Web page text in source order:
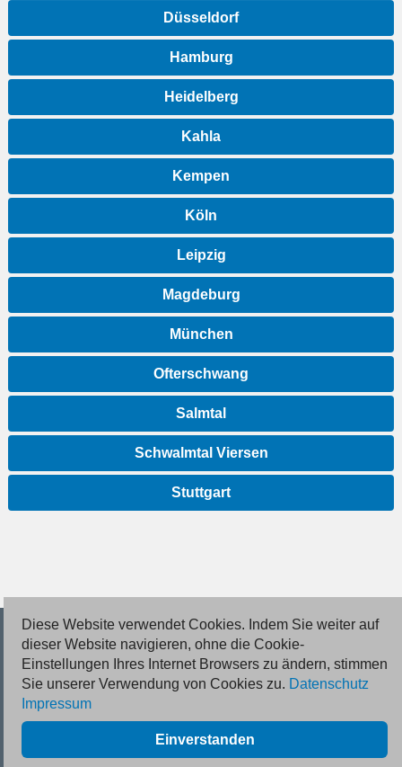
Düsseldorf
Hamburg
Heidelberg
Kahla
Kempen
Köln
Leipzig
Magdeburg
München
Ofterschwang
Salmtal
Schwalmtal Viersen
Stuttgart
© 2026 Deutsche Jobmarkt GmbH
Inserieren
Kontakt
AGB
Diese Website verwendet Cookies. Indem Sie weiter auf
dieser Website navigieren, ohne die Cookie-
Einstellungen Ihres Internet Browsers zu ändern, stimmen
Sie unserer Verwendung von Cookies zu. Datenschutz
Impressum
Einverstanden